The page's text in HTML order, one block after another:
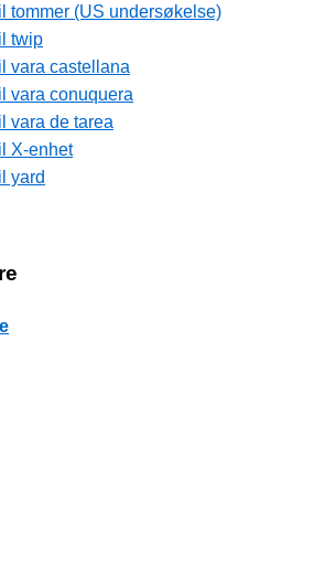
tommer (US undersøkelse)
twip
vara castellana
vara conuquera
vara de tarea
X-enhet
yard